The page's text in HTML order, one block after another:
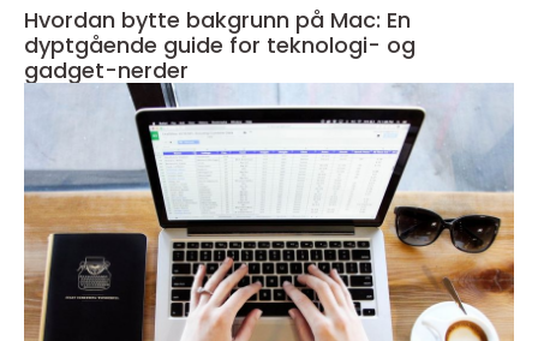
Hvordan bytte bakgrunn på Mac: En
dyptgående guide for teknologi- og
gadget-nerder